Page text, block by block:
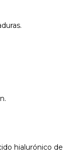
hialurónico de